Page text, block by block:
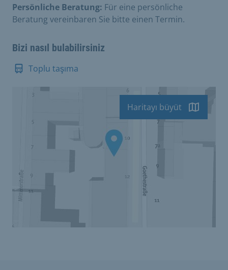
Persönliche Beratung: Für eine persönliche
Beratung vereinbaren Sie bitte einen Termin.
Bizi nasıl bulabilirsiniz
Toplu taşıma
Haritayı büyüt